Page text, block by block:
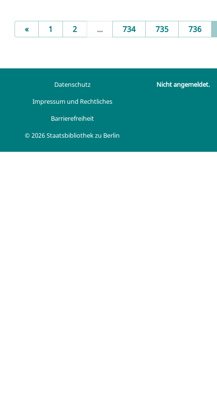
«Previous
1 2 ... 734 735 736
Datenschutz
Impressum und Rechtliches
Barrierefreiheit
© 2026 Staatsbibliothek zu Berlin
Nicht angemeldet.